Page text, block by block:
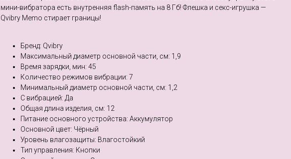
мини-вибратора есть внутренняя flash-память на 8 Гб! Флешка и секс-игрушка —
Qvibry Memo стирает границы!
Бренд: Qvibry
Максимальный диаметр основной части, см: 1,9
Время зарядки, мин: 45
Количество режимов вибрации: 7
Минимальный диаметр основной части, см: 1,2
С вибрацией: Да
Общая длина изделия, см: 12
Питание основного устройства: Аккумулятор
Основной цвет: Чёрный
Уровень влагозащиты: Влагостойкий
Тип управления: Кнопки